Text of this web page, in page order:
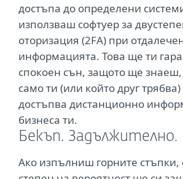
достъпа до определени
използваш софтуер за
оторизация (2FA) при
информацията. Това ще ти
спокоен сън, защото ще
само ти (или който друг
достъпва дистанционно
бизнеса ти.
Бекъп. Задължително.
Ако изпълниш горните стъпки,